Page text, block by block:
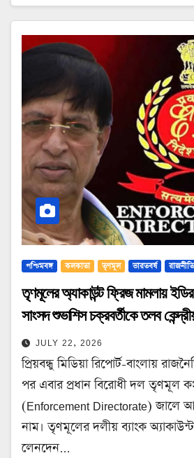
পশ্চিমবঙ্গ কলকাতা তৃণমূল ভারতবর্ষ রাজনীতি
তৃণমূলের অ্যাকাউন্ট ফ্রিজ মামলায়
সাংসদ শুভাশিস চক্রবর্তীকে তলব
JULY 22, 2026
প্রিয়বন্ধু মিডিয়া রিপোর্ট-বাংলায়
পর এবার প্রধান বিরোধী দল তৃণমূল
(Enforcement Directorate) জালে
নাম। তৃণমূলের দলীয় ব্যাংক অ্যাকাউন্ট
লেনদেন…